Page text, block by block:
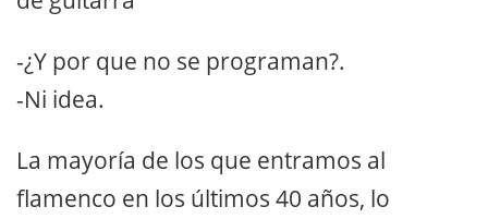
-¿Y por que no se programan?.
-Ni idea.
La mayoría de los que entramos al
flamenco en los últimos 40 años, lo